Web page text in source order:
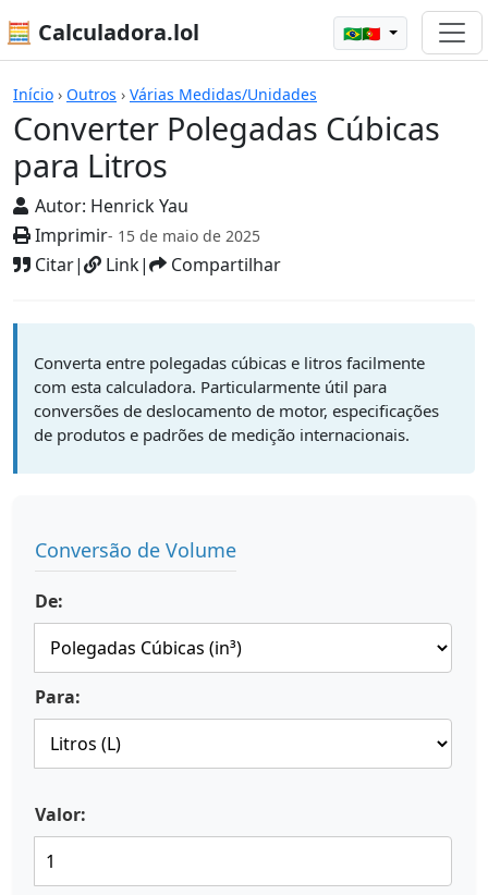
🧮 Calculadora.lol 🇧🇷🇵🇹
Início › Outros › Várias Medidas/Unidades
Converter Polegadas Cúbicas
para Litros
Autor: Henrick Yau
Imprimir- 15 de maio de 2025
Citar| Link| Compartilhar
Calculadoras
Converta entre polegadas cúbicas e litros facilmente
com esta calculadora. Particularmente útil para
conversões de deslocamento de motor, especificações
de produtos e padrões de medição internacionais.
Conversão de Volume
De:
Para:
Valor: